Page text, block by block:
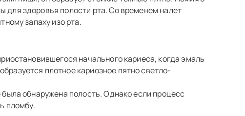
для здоровья полости рта. Со временем налет
запаху изо рта.
начального кариеса, когда эмаль
плотное кариозное пятно светло-
обнаружена полость. Однако если процесс
пломбу.